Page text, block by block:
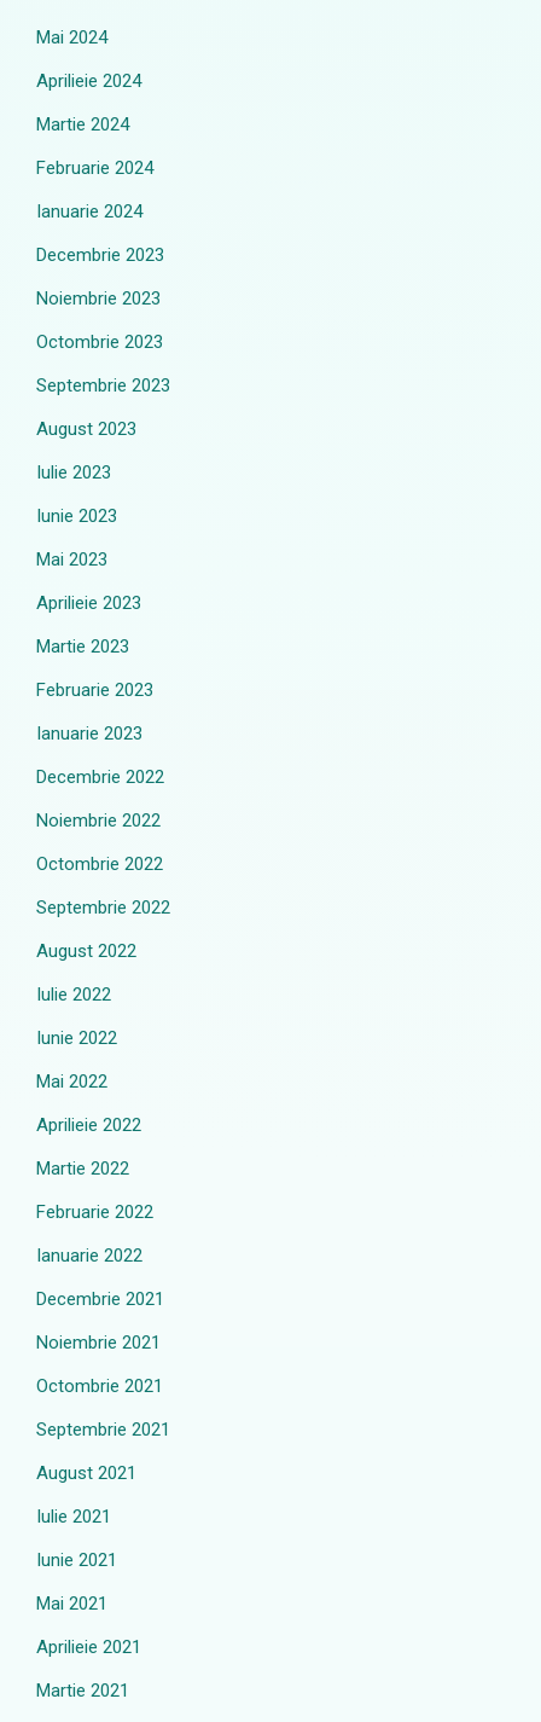
Mai 2024
Aprilieie 2024
Martie 2024
Februarie 2024
Ianuarie 2024
Decembrie 2023
Noiembrie 2023
Octombrie 2023
Septembrie 2023
August 2023
Iulie 2023
Iunie 2023
Mai 2023
Aprilieie 2023
Martie 2023
Februarie 2023
Ianuarie 2023
Decembrie 2022
Noiembrie 2022
Octombrie 2022
Septembrie 2022
August 2022
Iulie 2022
Iunie 2022
Mai 2022
Aprilieie 2022
Martie 2022
Februarie 2022
Ianuarie 2022
Decembrie 2021
Noiembrie 2021
Octombrie 2021
Septembrie 2021
August 2021
Iulie 2021
Iunie 2021
Mai 2021
Aprilieie 2021
Martie 2021